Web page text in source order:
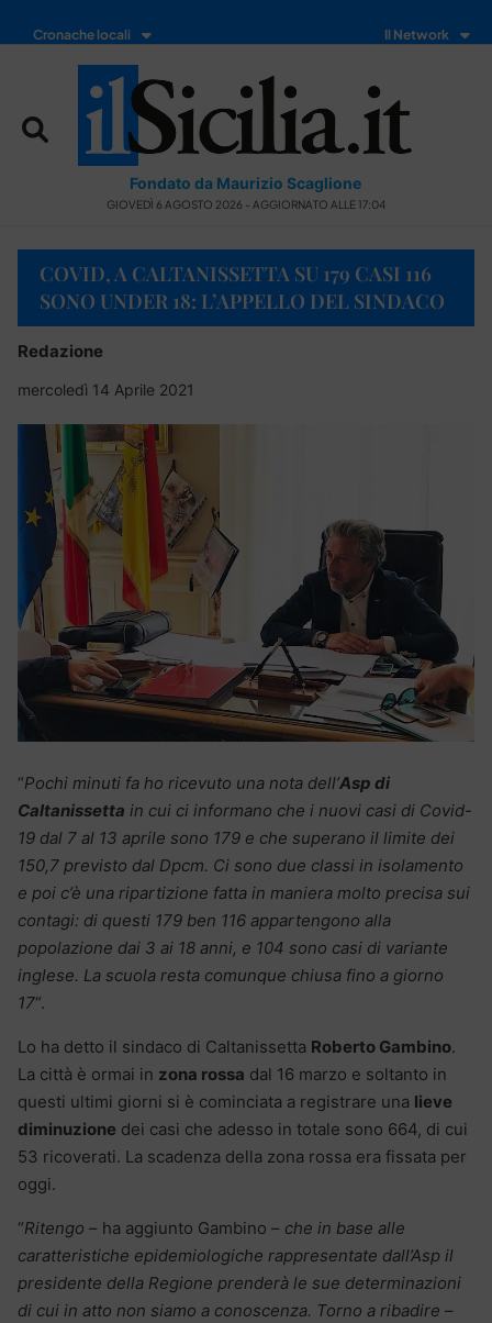
Cronache locali Il Network
Fondato da Maurizio Scaglione
GIOVEDÌ 6 AGOSTO 2026 - AGGIORNATO ALLE 17:04
COVID, A CALTANISSETTA SU 179 CASI 116
SONO UNDER 18: L’APPELLO DEL SINDACO
Redazione
mercoledì 14 Aprile 2021
“Pochi minuti fa ho ricevuto una nota dell’Asp di
Caltanissetta in cui ci informano che i nuovi casi di Covid-
19 dal 7 al 13 aprile sono 179 e che superano il limite dei
150,7 previsto dal Dpcm. Ci sono due classi in isolamento
e poi c’è una ripartizione fatta in maniera molto precisa sui
contagi: di questi 179 ben 116 appartengono alla
popolazione dai 3 ai 18 anni, e 104 sono casi di variante
inglese. La scuola resta comunque chiusa fino a giorno
17“.
Lo ha detto il sindaco di Caltanissetta Roberto Gambino.
La città è ormai in zona rossa dal 16 marzo e soltanto in
questi ultimi giorni si è cominciata a registrare una lieve
diminuzione dei casi che adesso in totale sono 664, di cui
53 ricoverati. La scadenza della zona rossa era fissata per
oggi.
“Ritengo – ha aggiunto Gambino – che in base alle
caratteristiche epidemiologiche rappresentate dall’Asp il
presidente della Regione prenderà le sue determinazioni
di cui in atto non siamo a conoscenza. Torno a ribadire –